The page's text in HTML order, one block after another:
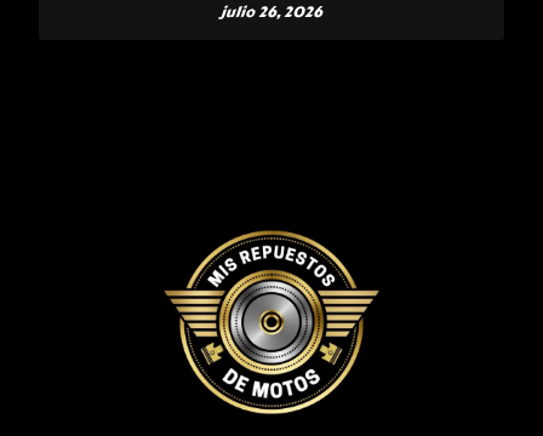
julio 26, 2026